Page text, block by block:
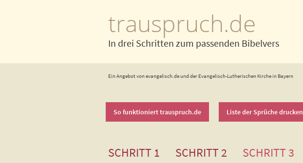
trauspruch.de
In drei Schritten zum passenden Bibelvers
Ein Angebot von evangelisch.de und der Evangelisch-Lutherischen Kirche in Bayern
So funktioniert trauspruch.de Liste der Sprüche drucken
SCHRITT 1 SCHRITT 2 SCHRITT 3